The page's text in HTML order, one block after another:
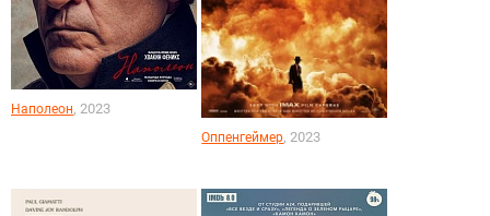
Наполеон, 2023
Оппенгеймер, 2023